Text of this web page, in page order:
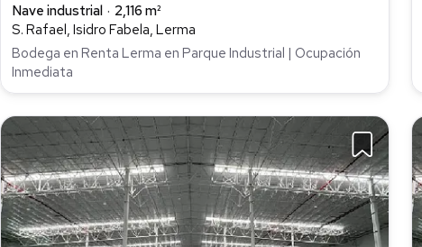
Nave industrial
2,116 m²
S. Rafael, Isidro Fabela, Lerma
Bodega en Renta Lerma en Parque Industrial | Ocupación
Inmediata